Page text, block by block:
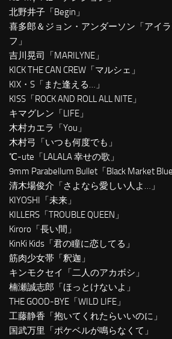
北野井子「Begin」
喜多郎＆ジョン・アンダーソン「アイ
フ」
吉川晃司「MARILYNE」
KICK THE CAN CREW「マルシェ」
KIX・S「また逢える…」
KISS「ROCK AND ROLL ALL NITE」
キマグレン「LIFE」
木村カエラ「You」
木村弓「いつも何度でも」
℃-ute「LALALA 幸せの歌」
9mm Parabellum Bullet「Black Market
清木場俊介「さよなら愛しい人よ…」
KIYOSHI「未来」
KILLERS「TROUBLE QUEEN」
Kiroro「長い間」
KinKi Kids「君の瞳に恋してる」
筋肉少女帯「釈迦」
キンモクセイ「二人のアカボシ」
楠瀬誠志郎「ほっとけないよ」
THE GOOD-BYE「WILD LIFE」
工藤静香「抱いてくれたらいいのに」
国武万里「ポケベルが鳴らなくて」